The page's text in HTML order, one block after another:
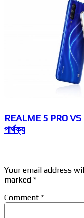
REALME 5 PRO VS
পার্থক্য
Your email address
marked *
Comment *